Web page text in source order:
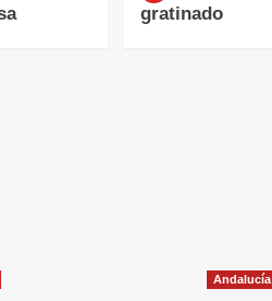
gratinado
Andalucía